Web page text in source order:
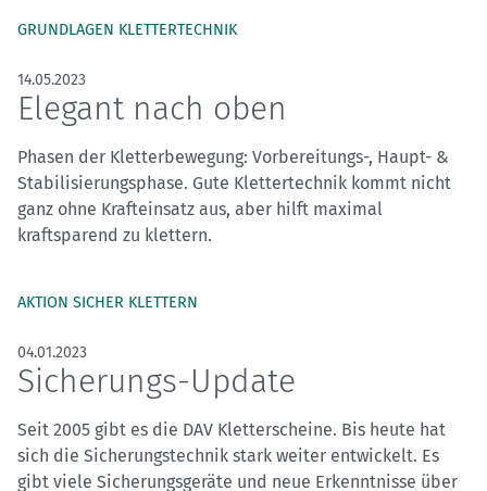
GRUNDLAGEN KLETTERTECHNIK
14.05.2023
Elegant nach oben
Phasen der Kletterbewegung: Vorbereitungs-, Haupt- &
Stabilisierungsphase. Gute Klettertechnik kommt nicht
ganz ohne Krafteinsatz aus, aber hilft maximal
kraftsparend zu klettern.
AKTION SICHER KLETTERN
04.01.2023
Sicherungs-Update
Seit 2005 gibt es die DAV Kletterscheine. Bis heute hat
sich die Sicherungstechnik stark weiter entwickelt. Es
gibt viele Sicherungsgeräte und neue Erkenntnisse über